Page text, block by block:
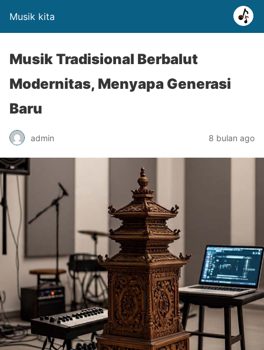
Musik kita
Musik Tradisional Berbalut
Modernitas, Menyapa Generasi
Baru
admin 8 bulan ago